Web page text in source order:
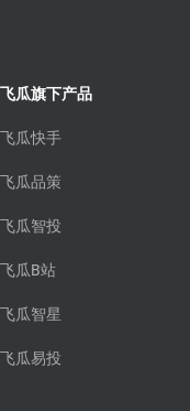
飞瓜旗下产品
飞瓜快手
飞瓜品策
飞瓜智投
飞瓜B站
飞瓜智星
飞瓜易投